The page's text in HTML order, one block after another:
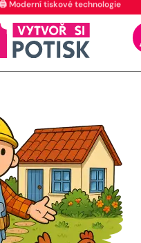
Moderní tiskové technologie